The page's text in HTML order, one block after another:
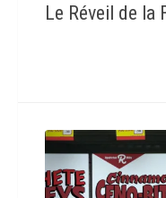
Le Réveil de la